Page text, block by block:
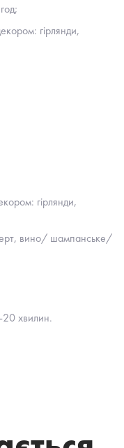
гірлянди,
гірлянди,
вино/ шампанське/
20 хвилин.